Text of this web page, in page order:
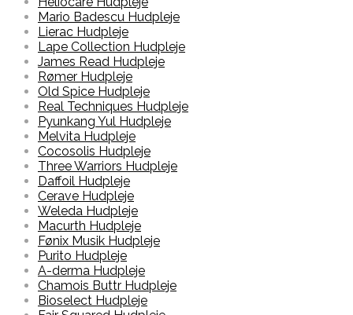
Mario Badescu Hudpleje
Lierac Hudpleje
Lape Collection Hudpleje
James Read Hudpleje
Rømer Hudpleje
Old Spice Hudpleje
Real Techniques Hudpleje
Pyunkang Yul Hudpleje
Melvita Hudpleje
Cocosolis Hudpleje
Three Warriors Hudpleje
Daffoil Hudpleje
Cerave Hudpleje
Weleda Hudpleje
Macurth Hudpleje
Fønix Musik Hudpleje
Purito Hudpleje
A-derma Hudpleje
Chamois Buttr Hudpleje
Bioselect Hudpleje